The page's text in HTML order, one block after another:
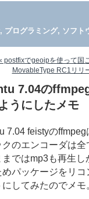
ログラミング, ソフト
postfixでgeoipを使って国
MovableType RC1リリ
7.04の
うにしたメモ
7.04 feistyの
クのエンコーダは
まではmp3も再生
めパッケージをリ
にしてみたのでメモ